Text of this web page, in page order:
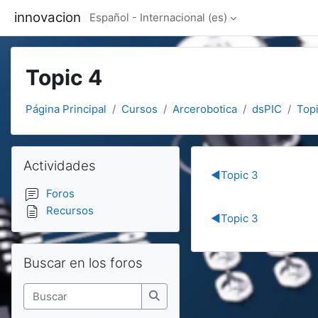
innovacion Español - Internacional ‎(es)‎
Topic 4
Página Principal Cursos Arcerobotica dsPIC
Section
◀︎Topic 3
◀︎Topic 3
Bloques
Salta Actividades
Actividades
Foros
Recursos
Salta Buscar en los foros
Buscar en los foros
Buscar
Buscar